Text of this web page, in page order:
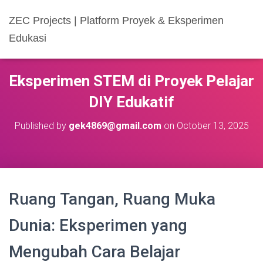
ZEC Projects | Platform Proyek & Eksperimen
Edukasi
Eksperimen STEM di Proyek Pelajar
DIY Edukatif
Published by gek4869@gmail.com on October 13, 2025
Ruang Tangan, Ruang Muka
Dunia: Eksperimen yang
Mengubah Cara Belajar